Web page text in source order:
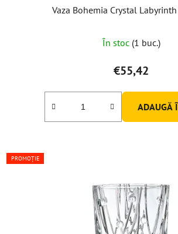
Vaza Bohemia Crystal
În stoc (1 buc.)
€55,42
ADAUGĂ
PROMOȚIE